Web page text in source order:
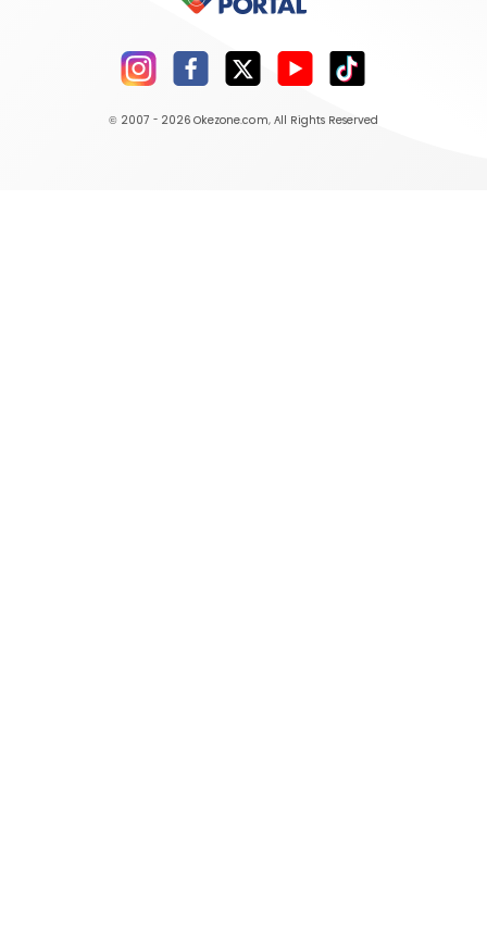
© 2007 - 2026 Okezone.com, All Rights Reserved